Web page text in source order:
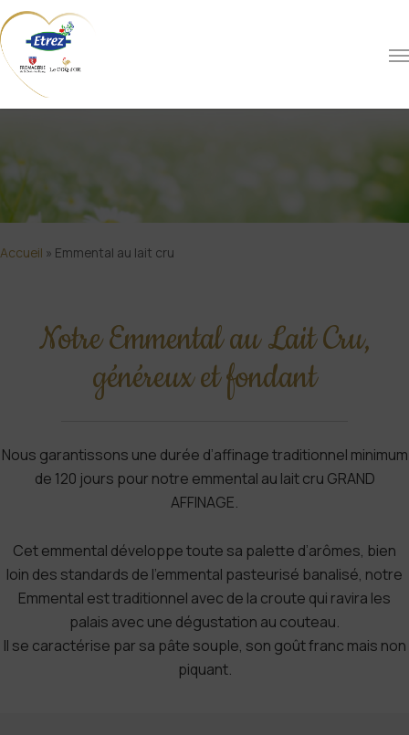
Accueil » Emmental au lait cru
Notre Emmental au Lait Cru,
généreux et fondant
Nous garantissons une durée d’affinage traditionnel minimum
de 120 jours pour notre emmental au lait cru GRAND
AFFINAGE.
Cet emmental développe toute sa palette d’arômes, bien
loin des standards de l’emmental pasteurisé banalisé, notre
Emmental est traditionnel avec de la croute qui ravira les
palais avec une dégustation au couteau.
Il se caractérise par sa pâte souple, son goût franc mais non
piquant.